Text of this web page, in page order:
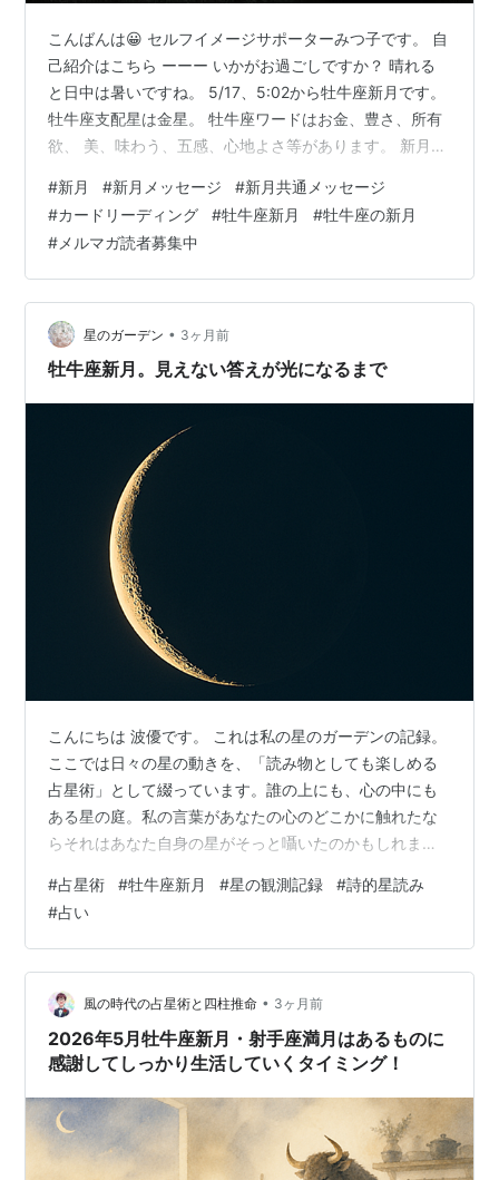
こんばんは😀 セルフイメージサポーターみつ子です。 自
己紹介はこちら ーーー いかがお過ごしですか？ 晴れる
と日中は暑いですね。 5/17、5:02から牡牛座新月です。
牡牛座支配星は金星。 牡牛座ワードはお金、豊さ、所有
欲、 美、味わう、五感、心地よさ等があります。 新月と
に出してみると良いです。 火星と過去の癒しを象徴する
カイロンが重なる配置です。 行動する事で過去の不安が
解消 されるでしょう。 金星と火星が60° ご自分の魅力が
周りに伝わり 易いでしょう。不安な気持ちを抑え、 楽し
んで行動しましょう。 木星が蟹座に位置するので安心
で…
#新月 #新月メッセージ #新月共通メッセージ
#カードリーディング #牡牛座新月 #牡牛座の新月
# メルマガ読者募集中
星のガーデン • 3ヶ月前
牡牛座新月。見えない答えが光になるまで
こんにちは 波優です。 これは私の星のガーデンの記録。
ここでは日々の星の動きを、「読み物としても楽しめる
占星術」として綴っています。誰の上にも、心の中にも
ある星の庭。私の言葉があなたの心のどこかに触れたな
らそれはあなた自身の星がそっと囁いたのかもしれませ
生まれる前の記憶はない生まれた後の世界はまだ見えな
いただ、私はここでその後の自分を生み出す力強いエネ
ルギーを待っているのです 見えないけれど、あるそこに
あるけれど、見えない新しい私 その”いと”を感じながら
私は静かに新しいわたしの息吹も感じて思考の回路を一
気に開こうとしていま…
#占星術 #牡牛座新月 #星の観測記録 #詩的星読み
#占い
風の時代の占星術と四柱推命 • 3ヶ月前
2026年5月牡牛座新月・射手座満月はあるものに
感謝してしっかり生活していくタイミング！